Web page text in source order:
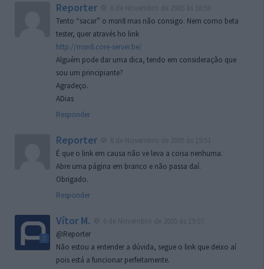
Reporter
Tento “sacar” o msn8 mas não consigo. Nem como beta
tester, quer através ho link
http://msn8.core-server.be/
Alguém pode dar uma dica, tendo em consideração que
sou um principiante?
Agradeço.
ADias
Responder
Reporter
É que o link em causa não ve leva a coisa nenhuma.
Abre uma página em branco e não passa daí.
Obrigado.
Responder
Vítor M.
@Reporter
Não estou a entender a dúvida, segue o link que deixo aí
pois está a funcionar perfeitamente.